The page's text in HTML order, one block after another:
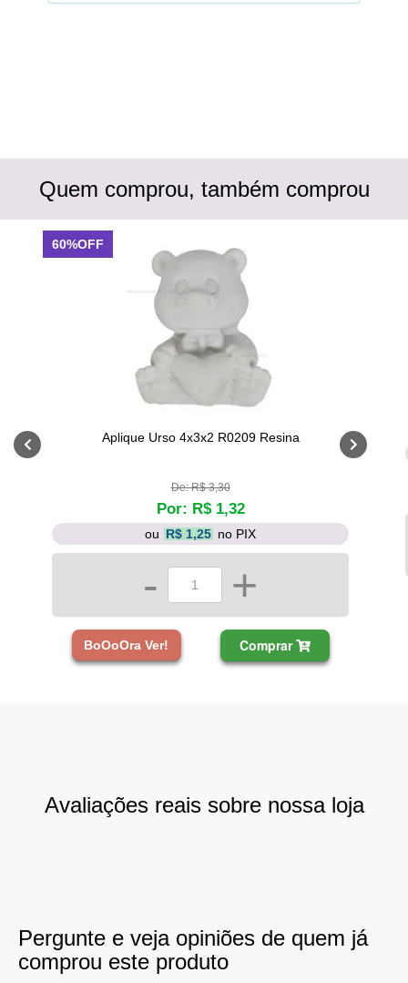
Quem comprou, também comprou
Aplique Urso 4x3x2 R0209 Resina
De: R$ 3,30
Por: R$ 1,32
ou R$ 1,25 no PIX
- +
BoOoOra Ver! Comprar
60%OFF
Avaliações reais sobre nossa loja
Pergunte e veja opiniões de quem já
comprou este produto